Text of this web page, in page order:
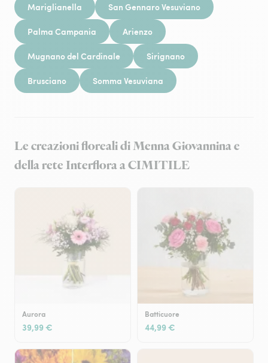
Mariglianella San Gennaro Vesuviano
Palma Campania Arienzo
Mugnano del Cardinale Sirignano
Brusciano Somma Vesuviana
Le creazioni floreali di Menna Giovannina e
della rete Interflora a CIMITILE
Aurora
39,99 €
Batticuore
44,99 €